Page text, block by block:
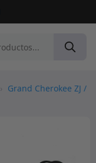
› Grand Cherokee ZJ /